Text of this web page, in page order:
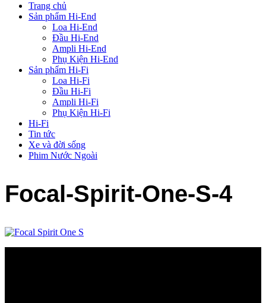
Trang chủ
Sản phẩm Hi-End
Loa Hi-End
Đầu Hi-End
Ampli Hi-End
Phụ Kiện Hi-End
Sản phẩm Hi-Fi
Loa Hi-Fi
Đầu Hi-Fi
Ampli Hi-Fi
Phụ Kiện Hi-Fi
Hi-Fi
Tin tức
Xe và đời sống
Phim Nước Ngoài
Focal-Spirit-One-S-4